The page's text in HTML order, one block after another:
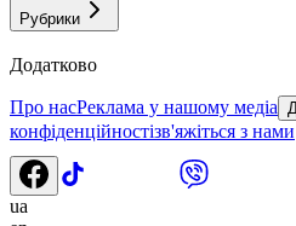
Рубрики
Додатково
Про насРеклама у нашому медіа
конфіденційностізв'яжіться з нами
ua